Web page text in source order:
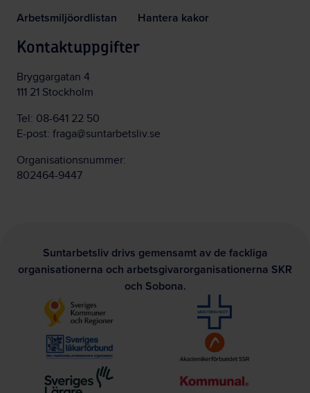
Arbetsmiljöordlistan
Hantera kakor
Kontaktuppgifter
Bryggargatan 4
111 21 Stockholm
Tel: 08-641 22 50
E-post: fraga@suntarbetsliv.se
Organisationsnummer:
802464-9447
Suntarbetsliv drivs gemensamt av de fackliga
organisationerna och arbetsgivarorganisationerna SKR
och Sobona.